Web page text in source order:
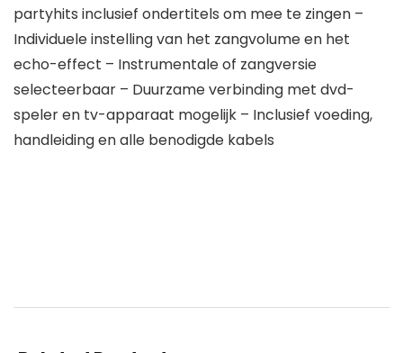
partyhits inclusief ondertitels om mee te zingen –
Individuele instelling van het zangvolume en het
echo-effect – Instrumentale of zangversie
selecteerbaar – Duurzame verbinding met dvd-
speler en tv-apparaat mogelijk – Inclusief voeding,
handleiding en alle benodigde kabels